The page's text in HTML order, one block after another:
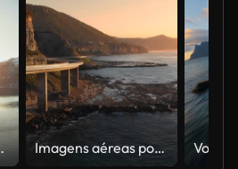
Noruega Imagens aéreas ponte de Austrália falésia mar costeiro unidade paisagem costeira do nascer do sol